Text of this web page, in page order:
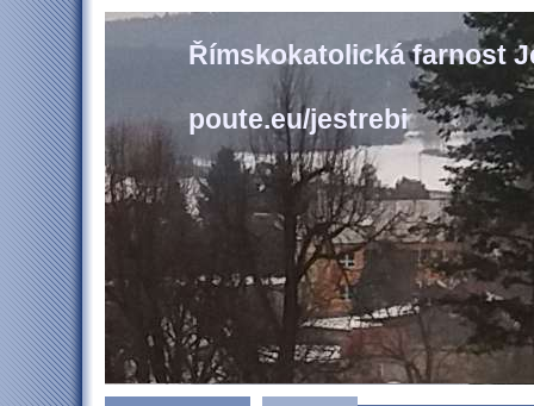
Římskokatolická farnost
poute.eu/jestrebi